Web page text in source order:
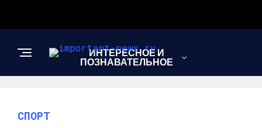
ИНТЕРЕСНОЕ И
ПОЗНАВАТЕЛЬНОЕ
СПОРТ